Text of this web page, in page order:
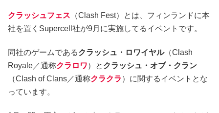
クラッシュフェス （Clash Fest）とは、フィンランドに本
社を置くSupercell社が9月に実施してるイベントです。
同社のゲームであるクラッシュ・ロワイヤル（Clash
Royale／通称クラロワ）と クラッシュ・オブ・クラン
（Clash of Clans／通称クラクラ ）に関するイベントとな
っています。